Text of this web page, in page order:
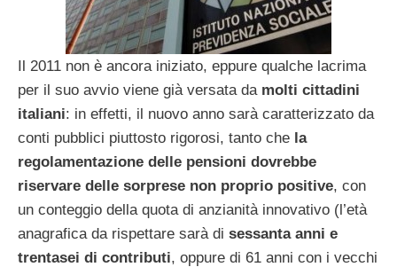
Il 2011 non è ancora iniziato, eppure qualche lacrima
per il suo avvio viene già versata da molti cittadini
italiani: in effetti, il nuovo anno sarà caratterizzato da
conti pubblici piuttosto rigorosi, tanto che la
regolamentazione delle pensioni dovrebbe
riservare delle sorprese non proprio positive, con
un conteggio della quota di anzianità innovativo (l’età
anagrafica da rispettare sarà di sessanta anni e
trentasei di contributi, oppure di 61 anni con i vecchi